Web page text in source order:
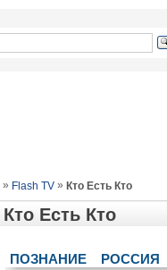
» Flash TV » Кто Есть Кто
Кто Есть Кто
ПОЗНАНИЕ РОССИЯ